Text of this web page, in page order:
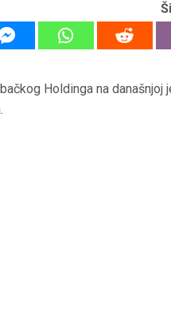
Holdinga na